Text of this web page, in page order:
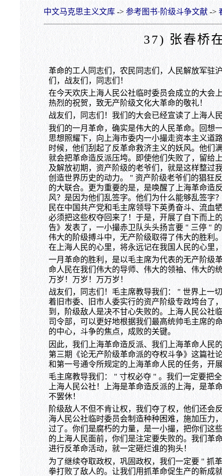
中文马克思主义文库 -> 参考图书·阶级斗争文献 ->
37) 张春桥
革命的工人同志们，农民同志们，人民解放军驻
们，战友们，同志们！
在今天欢庆上海人民公社临时委员会成立的大会
热烈的祝贺，致无产阶级文化大革命的敬礼！
战友们，同志们！我们的大会已经宣读了上海人
我们的一月革命，确实是伟大的人民革命。回想
思想照耀下，向上海市委内一小撮走资本主义道
时候，他们刮起了反革命救济主义的妖风。他们
就会把革命造反派压垮。即使他们失败了，留给
及解放初期，资产阶级的老爷们，就是这样整过
创造世界历史的动力。 " 资产阶级老爷们的猖狂
的大联合。更为重要的是，是唤醒了上海革命造
风？是因为他们乱签字。他们为什么能够乱签字
民在中国共产党和毛主席领导下英勇奋斗、流血
必须把这些权夺回来了！于是，开展了自下而上
告》发表了，一小撮赤卫队头头扬言要 " 三停 "
伟大的阶级搏斗中，无产阶级取得了伟大的胜利
在上海人民的心里，将永远记在我国人民的心里
一月革命的胜利，是以毛主席为代表的无产阶级
命人民在我们伟大的导师、伟大的领袖、伟大的
万岁！万岁！万万岁！
战友们，同志们！毛主席教导我们： " 世界上一
着旧市委、旧市人委实行的资产阶级专政垮台了
到，阶级敌人是决不甘心失败的。上海人民公社
司令部，可以更好地根据我们最高统帅毛主席的
的中心，斗争的焦点，成败的关键。
因此，我们上海革命造反派、我们上海革命人民
第三期《论无产阶级革命派的夺权斗争》这篇社
和第一号通令所规定的上海革命人民的任务，开
毛主席教导我们： " 寸权必夺 " 。我们一定要把
上海人民公社！上海是革命造反派的上海，是
不罢休！
阶级敌人不但不肯让权，我们夺了权，他们还会
海人民公社临时委员会制造种种困难，施加压力
过了。你们是腐朽的力量，是一小撮，把你们这
的上海人民面前，你们是注定要失败的。我们革
进行反革命活动，就一定砸烂谁的狗头！
为了继续夺取政权，巩固政权，我们一定要 " 抓
拳打败了敌人的。让我们用抓革命促生产的新成